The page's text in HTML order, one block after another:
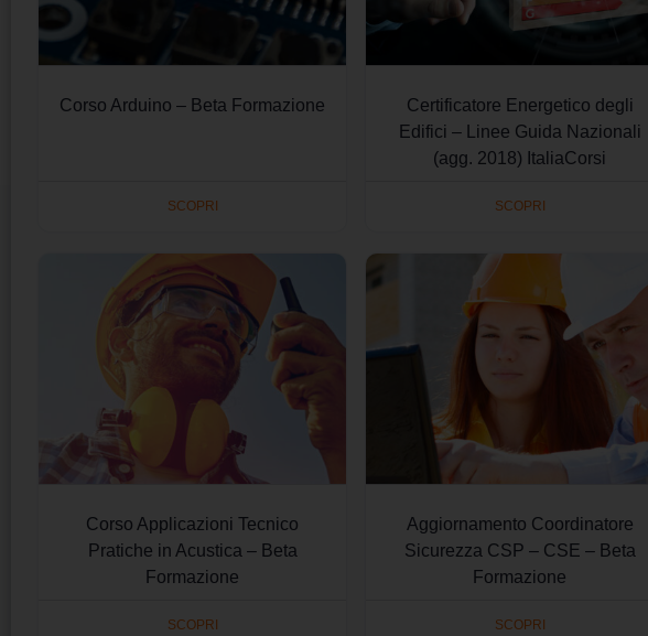
Corso Arduino – Beta Formazione
SCOPRI
Certificatore Energetico degli
Edifici – Linee Guida Nazionali
(agg. 2018) ItaliaCorsi
SCOPRI
Corso Applicazioni Tecnico
Pratiche in Acustica – Beta
Formazione
SCOPRI
Aggiornamento Coordinatore
Sicurezza CSP – CSE – Beta
Formazione
SCOPRI